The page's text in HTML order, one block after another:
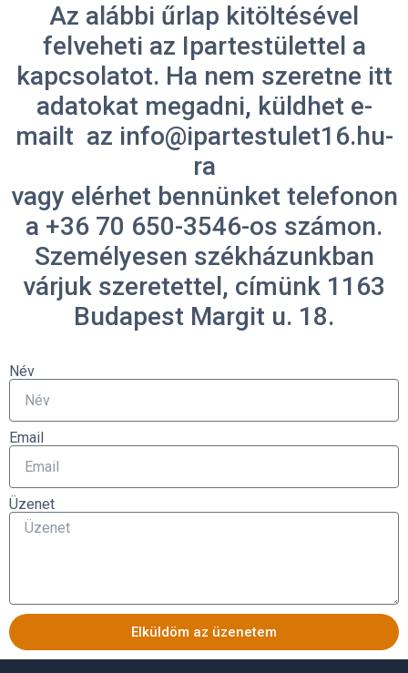
Az alábbi űrlap kitöltésével
felveheti az Ipartestülettel a
kapcsolatot. Ha nem szeretne itt
adatokat megadni, küldhet e-
mailt az info@ipartestulet16.hu-
ra
vagy elérhet bennünket telefonon
a +36 70 650-3546-os számon.
Személyesen székházunkban
várjuk szeretettel, címünk 1163
Budapest Margit u. 18.
Név
Email
Üzenet
Elküldöm az üzenetem
Alternative: